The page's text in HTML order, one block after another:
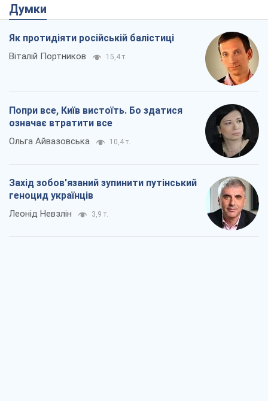
Думки
Як протидіяти російській балістиці
Віталій Портников 15,4 т.
Попри все, Київ вистоїть. Бо здатися
означає втратити все
Ольга Айвазовська 10,4 т.
Захід зобов'язаний зупинити путінський
геноцид українців
Леонід Невзлін 3,9 т.